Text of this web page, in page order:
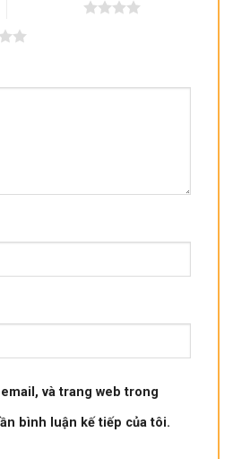
và trang web trong
bình luận kế tiếp của tôi.